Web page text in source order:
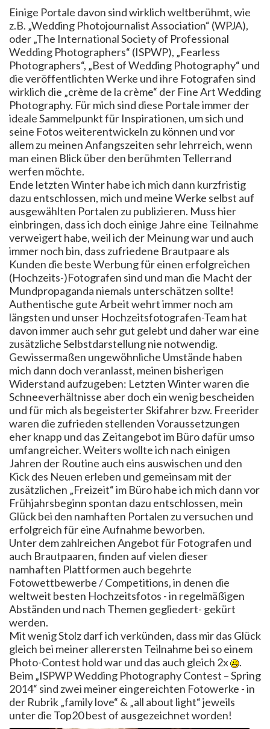
Einige Portale davon sind wirklich weltberühmt, wie
z.B. „Wedding Photojournalist Association“ (WPJA),
oder „The International Society of Professional
Wedding Photographers“ (ISPWP), „Fearless
Photographers“, „Best of Wedding Photography“ und
die veröffentlichten Werke und ihre Fotografen sind
wirklich die „crème de la crème“ der Fine Art Wedding
Photography. Für mich sind diese Portale immer der
ideale Sammelpunkt für Inspirationen, um sich und
seine Fotos weiterentwickeln zu können und vor
allem zu meinen Anfangszeiten sehr lehrreich, wenn
man einen Blick über den berühmten Tellerrand
werfen möchte.
Ende letzten Winter habe ich mich dann kurzfristig
dazu entschlossen, mich und meine Werke selbst auf
ausgewählten Portalen zu publizieren. Muss hier
einbringen, dass ich doch einige Jahre eine Teilnahme
verweigert habe, weil ich der Meinung war und auch
immer noch bin, dass zufriedene Brautpaare als
Kunden die beste Werbung für einen erfolgreichen
(Hochzeits-)Fotografen sind und man die Macht der
Mundpropaganda niemals unterschätzen sollte!
Authentische gute Arbeit wehrt immer noch am
längsten und unser Hochzeitsfotografen-Team hat
davon immer auch sehr gut gelebt und daher war eine
zusätzliche Selbstdarstellung nie notwendig.
Gewissermaßen ungewöhnliche Umstände haben
mich dann doch veranlasst, meinen bisherigen
Widerstand aufzugeben: Letzten Winter waren die
Schneeverhältnisse aber doch ein wenig bescheiden
und für mich als begeisterter Skifahrer bzw. Freerider
waren die zufrieden stellenden Voraussetzungen
eher knapp und das Zeitangebot im Büro dafür umso
umfangreicher. Weiters wollte ich nach einigen
Jahren der Routine auch eins auswischen und den
Kick des Neuen erleben und gemeinsam mit der
zusätzlichen „Freizeit“ im Büro habe ich mich dann vor
Frühjahrsbeginn spontan dazu entschlossen, mein
Glück bei den namhaften Portalen zu versuchen und
erfolgreich für eine Aufnahme beworben.
Unter dem zahlreichen Angebot für Fotografen und
auch Brautpaaren, finden auf vielen dieser
namhaften Plattformen auch begehrte
Fotowettbewerbe / Competitions, in denen die
weltweit besten Hochzeitsfotos - in regelmäßigen
Abständen und nach Themen gegliedert- gekürt
werden.
Mit wenig Stolz darf ich verkünden, dass mir das Glück
gleich bei meiner allerersten Teilnahme bei so einem
Photo-Contest hold war und das auch gleich 2x
.
Beim „ISPWP Wedding Photography Contest – Spring
2014“ sind zwei meiner eingereichten Fotowerke - in
der Rubrik „family love“ & „all about light“ jeweils
unter die Top20 best of ausgezeichnet worden!